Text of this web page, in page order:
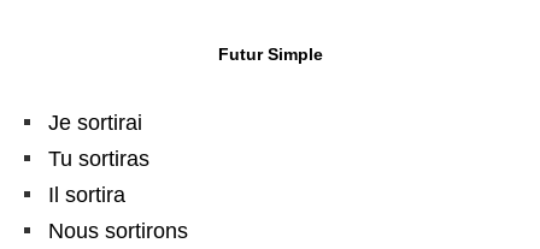
Futur Simple
Je sortirai
Tu sortiras
Il sortira
Nous sortirons